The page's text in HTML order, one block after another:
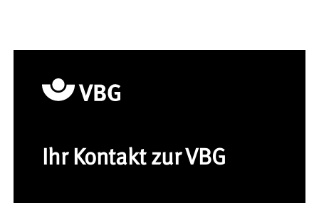
Ihr Kontakt zur VBG